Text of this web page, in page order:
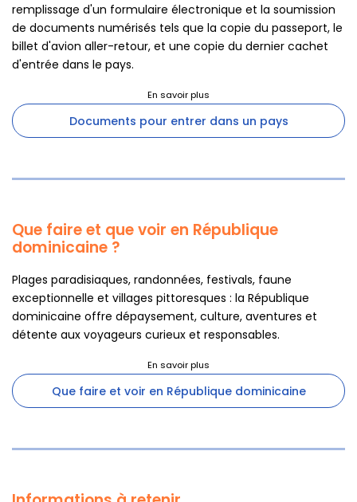
remplissage d'un formulaire électronique et la soumission
de documents numérisés tels que la copie du passeport, le
billet d'avion aller-retour, et une copie du dernier cachet
d'entrée dans le pays.
Documents pour entrer dans un pays
Que faire et que voir en République
dominicaine ?
Plages paradisiaques, randonnées, festivals, faune
exceptionnelle et villages pittoresques : la République
dominicaine offre dépaysement, culture, aventures et
détente aux voyageurs curieux et responsables.
Que faire et voir en République dominicaine